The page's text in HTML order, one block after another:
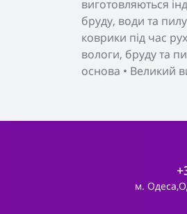
виготовляються
бруду, води та
коврики під час
вологи, бруду та
основа • Великий
м.